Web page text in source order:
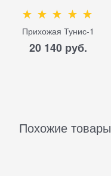
Прихожая Тунис-1
20 140 руб.
Похожие товары